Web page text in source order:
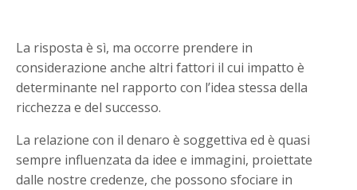
La risposta è sì, ma occorre prendere in
considerazione anche altri fattori il cui impatto è
determinante nel rapporto con l’idea stessa della
ricchezza e del successo.
La relazione con il denaro è soggettiva ed è quasi
sempre influenzata da idee e immagini, proiettate
dalle nostre credenze, che possono sfociare in